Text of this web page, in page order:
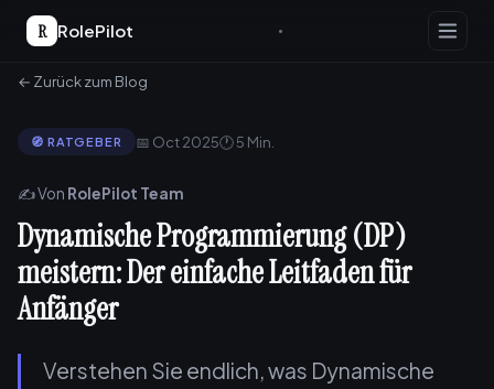
R RolePilot
← Zurück zum Blog
🧭 RATGEBER 📅 Oct 2025🕐 5 Min.
✍️ Von RolePilot Team
Dynamische Programmierung (DP)
meistern: Der einfache Leitfaden für
Anfänger
Verstehen Sie endlich, was Dynamische